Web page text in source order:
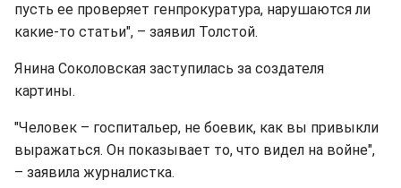
пусть ее проверяет генпрокуратура, нарушаются ли
какие-то статьи", – заявил Толстой.
Янина Соколовская заступилась за создателя
картины.
"Человек – госпитальер, не боевик, как вы привыкли
выражаться. Он показывает то, что видел на войне",
– заявила журналистка.